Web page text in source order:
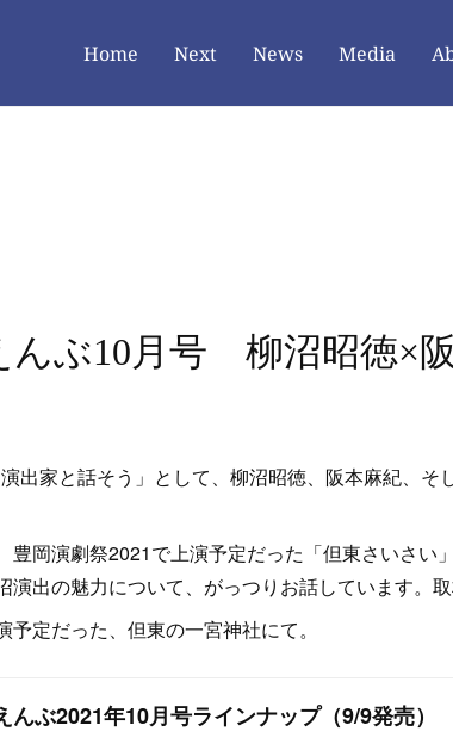
Home Next News Media
んぶ10月号 柳沼昭徳×
出家と話そう」として、柳沼昭徳、阪本麻紀、そ
豊岡演劇祭2021で上演予定だった「但東さいさい
演出の魅力について、がっつりお話しています。
定だった、但東の一宮神社にて。
んぶ2021年10月号ラインナップ（9/9発売）